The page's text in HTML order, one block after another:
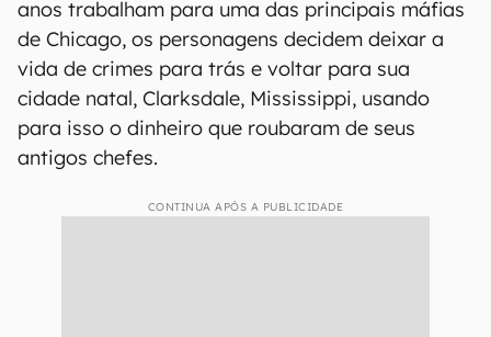
Lançado nos cinemas em abril,Pecadores
(Sinners, em inglês) ganhou fama no boca a
boca ao contar a história dos irmãos gêmeos
Smoke e Stack, interpretados por Michael B.
Jordan (Creed: Nascido para Lutar